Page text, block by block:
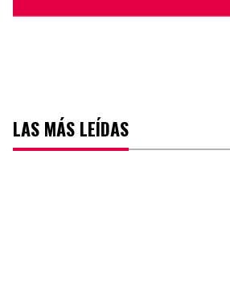
LAS MÁS LEÍDAS